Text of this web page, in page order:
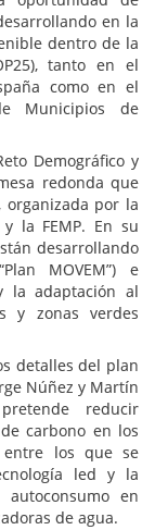
en la
dentro de la
tanto en el
como en el
Municipios de
Demográfico y
redonda que
organizada por la
la FEMP. En su
desarrollando
MOVEM”) e
la adaptación al
y zonas verdes
detalles del plan
Núñez y Martín
reducir
carbono en los
entre los que se
led y la
en
de agua.